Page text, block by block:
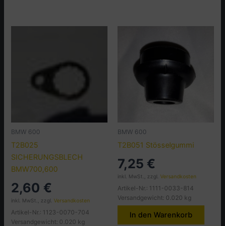
BMW 600
T2B025
SICHERUNGSBLECH
BMW700,600
2,60 €
inkl. MwSt., zzgl.Versandkosten
Artikel-Nr.: 1123-0070-704
Versandgewicht: 0.020 kg
BMW 600
T2B051 Stösselgummi
7,25 €
inkl. MwSt., zzgl. Versandkosten
Artikel-Nr.: 1111-0033-814
Versandgewicht: 0.020 kg
In den Warenkorb